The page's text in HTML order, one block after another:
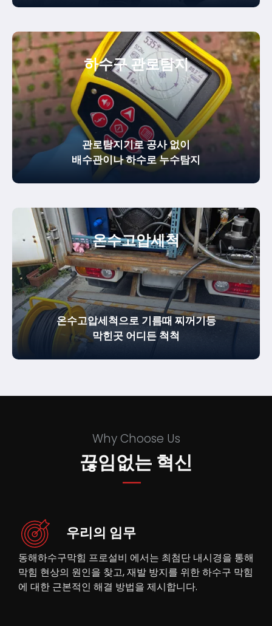
하수구 관로탐지
관로탐지기로 공사 없이
배수관이나 하수로 누수탐지
온수고압세척
온수고압세척으로 기름때 찌꺼기등
막힌곳 어디든 척척
Why Choose Us
끊임없는 혁신
우리의 임무
동해하수구막힘 프로설비 에서는 최첨단 내시경을 통해
막힘 현상의 원인을 찾고, 재발 방지를 위한 하수구 막힘
에 대한 근본적인 해결 방법을 제시합니다.